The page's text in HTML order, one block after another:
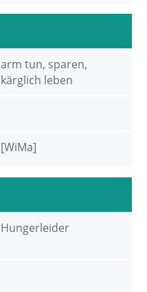
arm tun, sparen,
kärglich leben
[WiMa]
Hungerleider